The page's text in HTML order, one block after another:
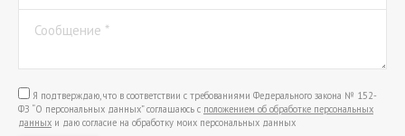
Сообщение *
Я подтверждаю, что в соответствии с требованиями Федерального закона № 152-
ФЗ “О персональных данных” соглашаюсь с положением об обработке персональных
данных и даю согласие на обработку моих персональных данных